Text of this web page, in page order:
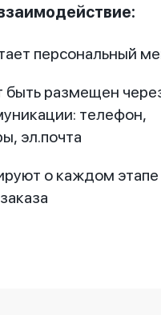
персональный
быть размещен
телефон,
эл.почта
о каждом этапе